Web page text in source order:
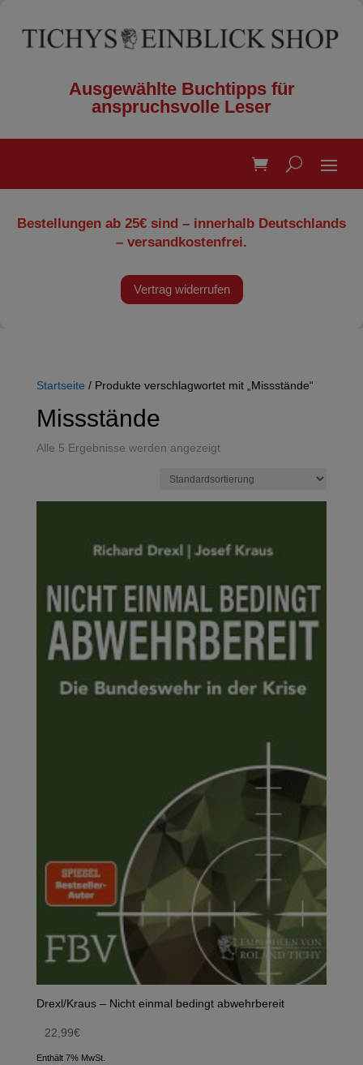
Ausgewählte Buchtipps für
anspruchsvolle Leser
Bestellungen ab 25€ sind – innerhalb Deutschlands
– versandkostenfrei.
Vertrag widerrufen
Startseite / Produkte verschlagwortet mit „Missstände“
Missstände
Alle 5 Ergebnisse werden angezeigt
Drexl/Kraus – Nicht einmal bedingt abwehrbereit
22,99€
Enthält 7% MwSt.